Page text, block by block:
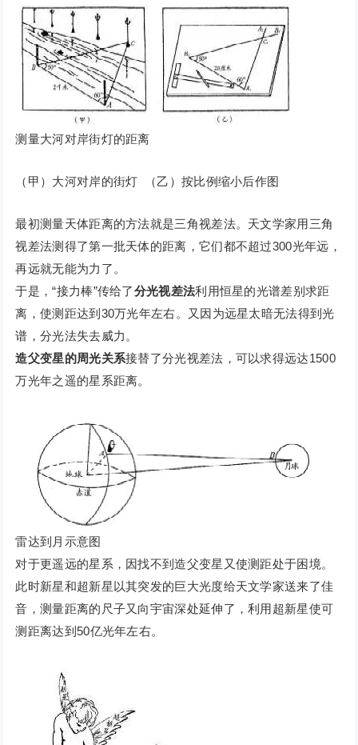
测量大河对岸街灯的距离
（甲）大河对岸的街灯 （乙）按比例缩小后作图
最初测量天体距离的方法就是三角视差法。天文学家用三角
视差法测得了第一批天体的距离，它们都不超过300光年远，
再远就无能为力了。
于是，“接力棒”传给了分光视差法利用恒星的光谱差别求距
离，使测距达到30万光年左右。又因为远星太暗无法得到光
谱，分光法失去威力。
造父变星的周光关系接替了分光视差法，可以求得远达1500
万光年之遥的星系距离。
雷达到月示意图
对于更遥远的星系，因找不到造父变星又使测距处于困境。
此时新星和超新星以其突发的巨大光度给天文学家送来了佳
音，测量距离的尺子又向宇宙深处延伸了，利用超新星使可
测距离达到50亿光年左右。